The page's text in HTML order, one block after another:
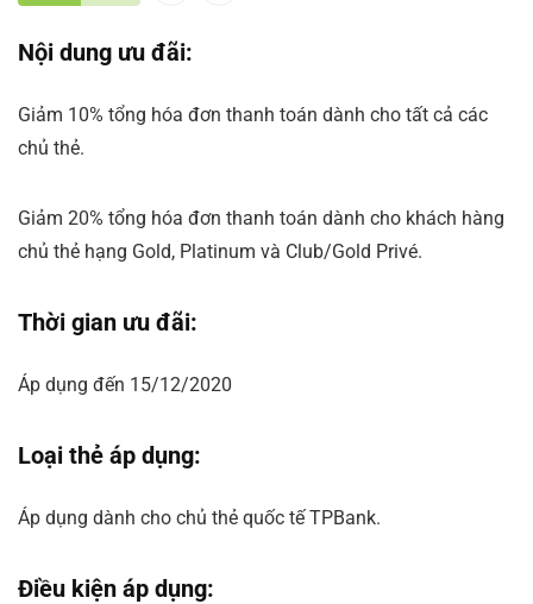
Nội dung ưu đãi:
Giảm 10% tổng hóa đơn thanh toán dành cho tất cả các
chủ thẻ.
Giảm 20% tổng hóa đơn thanh toán dành cho khách hàng
chủ thẻ hạng Gold, Platinum và Club/Gold Privé.
Thời gian ưu đãi:
Áp dụng đến 15/12/2020
Loại thẻ áp dụng:
Áp dụng dành cho chủ thẻ quốc tế TPBank.
Điều kiện áp dụng: